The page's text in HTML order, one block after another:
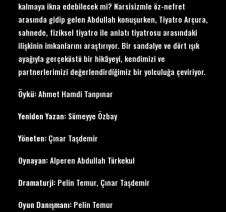
kalmaya ikna edebilecek mi? Narsisizmle öz-nefret
arasında gidip gelen Abdullah konuşurken, Tiyatro Arçura,
sahnede, fiziksel tiyatro ile anlatı tiyatrosu arasındaki
ilişkinin imkanlarını araştırıyor. Bir sandalye ve dört ışık
ayağıyla gerçeküstü bir hikâyeyi, kendimizi ve
partnerlerimizi değerlendirdiğimiz bir yolculuğa çeviriyor.
Öykü:Ahmet Hamdi Tanpınar
Yeniden Yazan: Sümeyye Özbay
Yöneten: Çınar Taşdemir
Oynayan:Alperen Abdullah Türkekul
Dramaturji: Pelin Temur, Çınar Taşdemir
Oyun Danışmanı: Pelin Temur